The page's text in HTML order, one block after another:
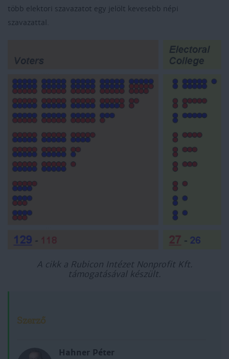
több elektori szavazatot egy jelölt kevesebb népi
szavazattal.
A cikk a Rubicon Intézet Nonprofit Kft.
támogatásával készült.
Szerző
Hahner Péter